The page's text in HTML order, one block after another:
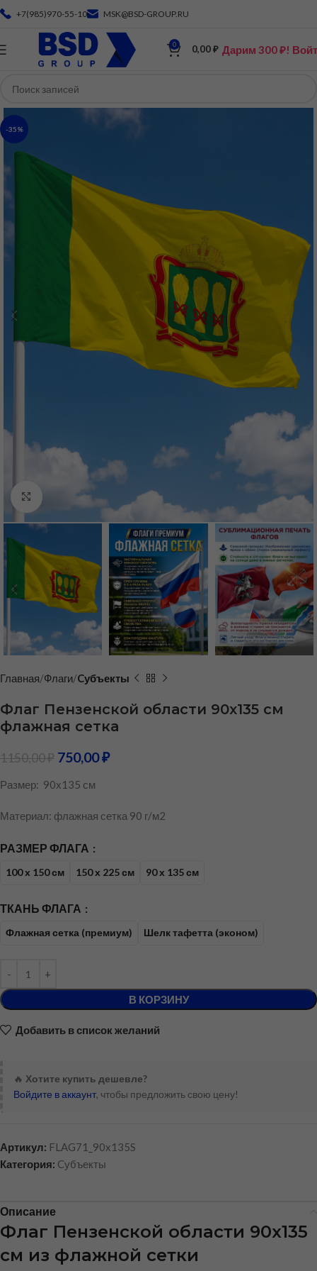
+7(985)970-55-10 MSK@BSD-GROUP.RU
0 0,00₽ Дарим 300 ₽!
-35%
Нажмите, чтобы увеличить
Главная Флаги Cубъекты
Флаг Пензенской области 90х135 см
флажная сетка
1150,00₽ 750,00₽
Размер: 90х135 см
Материал: флажная сетка 90 г/м2
РАЗМЕР ФЛАГА
100 х 150 см 150 х 225 см 90 х 135 см
ТКАНЬ ФЛАГА
Флажная сетка (премиум) Шелк тафетта (эконом)
В КОРЗИНУ
Добавить в список желаний
🔥 Хотите купить дешевле?
Войдите в аккаунт, чтобы предложить свою цену!
Артикул: FLAG71_90x135S
Категория: Cубъекты
Описание
Флаг Пензенской области 90х135
см из флажной сетки